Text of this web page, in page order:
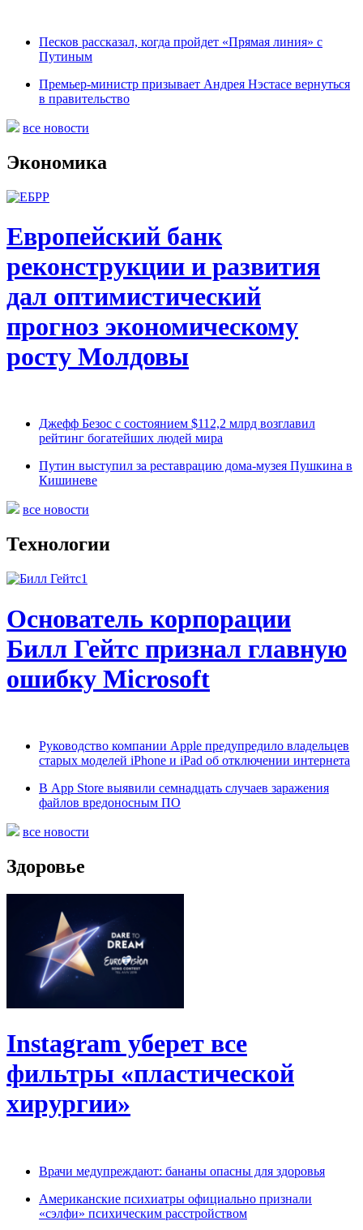
Песков рассказал, когда пройдет «Прямая линия» с
Путиным
Премьер-министр призывает Андрея Нэстасе вернуться
в правительство
все новости
Экономика
Европейский банк
реконструкции и развития
дал оптимистический
прогноз экономическому
росту Молдовы
Джефф Безос с состоянием $112,2 млрд возглавил
рейтинг богатейших людей мира
Путин выступил за реставрацию дома-музея Пушкина в
Кишиневе
все новости
Технологии
Основатель корпорации
Билл Гейтс признал главную
ошибку Microsoft
Руководство компании Apple предупредило владельцев
старых моделей iPhone и iPad об отключении интернета
В App Store выявили семнадцать случаев заражения
файлов вредоносным ПО
все новости
Здоровье
Instagram уберет все
фильтры «пластической
хирургии»
Врачи медупреждают: бананы опасны для здоровья
Американские психиатры официально признали
«сэлфи» психическим расстройством